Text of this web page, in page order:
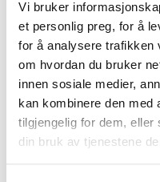
Vi bruker
et personlig preg, for å
for å analysere trafikken
om hvordan du bruker
innen sosiale medier,
kan kombinere den med
tilgjengelig for dem, eller
din bruk av tjenestene